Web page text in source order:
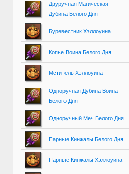
Двуручная Магическая
Дубина Белого Дня
Буревестник Хэллоуина
Копье Воина Белого Дня
Мститель Хэллоуина
Одноручная Дубина Воина
Белого Дня
Одноручный Меч Белого Дня
Парные Кинжалы Белого Дня
Парные Кинжалы Хэллоуина